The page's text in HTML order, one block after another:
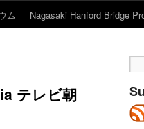
ム Nagasaki Hanford Bridge
テレビ朝